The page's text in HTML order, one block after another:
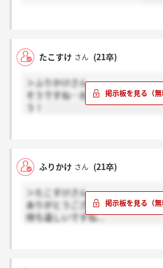
たこすけ さん (21卒)
＞ふりかけさん
そうですね…お互い良い結果であ
う！
ふりかけ さん (21卒)
＞たこすけさん
ありがとうございます！
待ち遠しいですね...